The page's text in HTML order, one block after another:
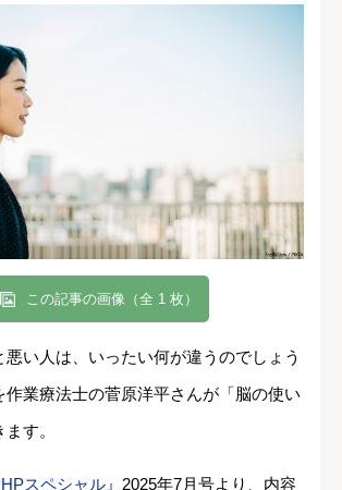
この記事の画像（全 1 枚）
い人は、いったい何が違うのでしょう
作業療法士の菅原洋平さんが「脳の使い
す。
スペシャル』 2025年7月号より、内容